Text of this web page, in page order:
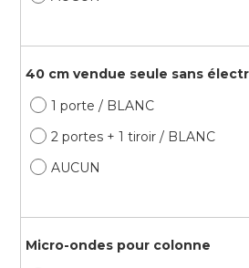
40 cm vendue seule sans
1 porte / BLANC
2 portes + 1 tiroir / BLANC
AUCUN
Micro-ondes pour colonne